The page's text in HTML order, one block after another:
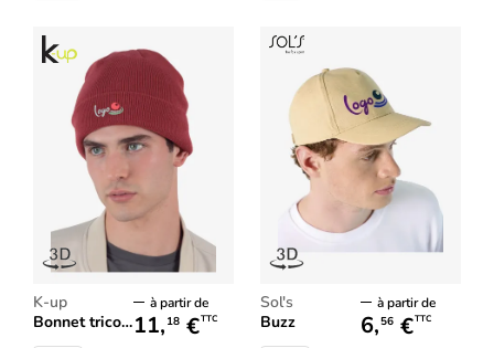
K-up
Bonnet tricoté
à partir de
11, 18 €TTC
Sol's
Buzz
à partir de
6,56 €TTC